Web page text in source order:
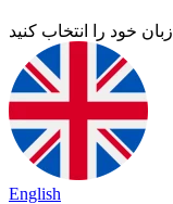
زبان خود را انتخاب کنید
English